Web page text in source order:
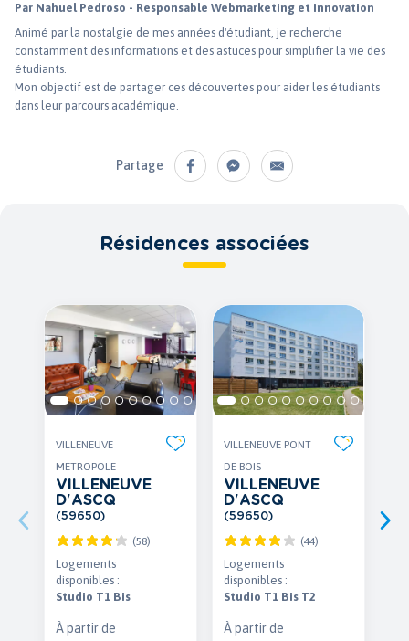
Partage
Par Nahuel Pedroso - Responsable Webmarketing et Innovation
Animé par la nostalgie de mes années d'étudiant, je recherche
constamment des informations et des astuces pour simplifier la vie des
étudiants.
Mon objectif est de partager ces découvertes pour aider les étudiants
dans leur parcours académique.
Résidences associées
VILLENEUVE
METROPOLE
VILLENEUVE
D'ASCQ
(59650)
(58)
Logements
disponibles :
Studio T1 Bis
À partir de
VILLENEUVE PONT
DE BOIS
VILLENEUVE
D'ASCQ
(59650)
(44)
Logements
disponibles :
Studio T1 Bis T2
À partir de